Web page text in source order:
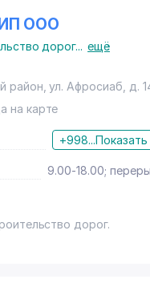
ИП ООО
дорог... ещё
район ,ул. Афросиаб , д.
на карте
+998...Показать
9.00-18.00;
дорог.